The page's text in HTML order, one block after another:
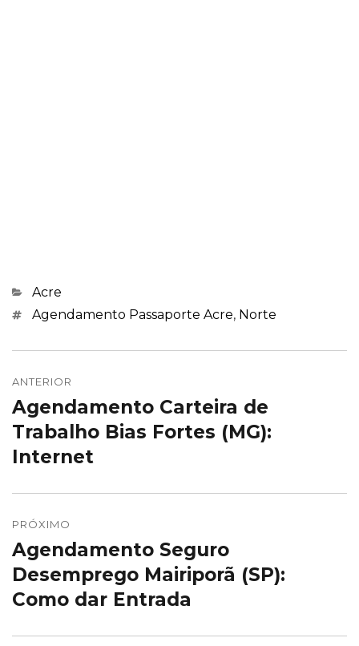
Categorias
Acre
Marcações
Agendamento Passaporte Acre, Norte
de
Post
ANTERIOR
Post
anterior:
Agendamento Carteira de
Trabalho Bias Fortes (MG):
Internet
PRÓXIMO
Próximo
post:
Agendamento Seguro
Desemprego Mairiporã (SP):
Como dar Entrada